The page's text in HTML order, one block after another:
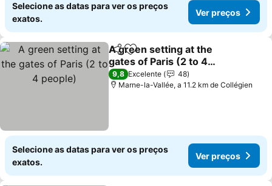
Selecione as datas para ver os preços
exatos.
Ver preços
PartilharAdicionar aos favoritos
A green setting at the
gates of Paris (2 to 4
people)
9,8 Excelente
48
Marne-la-Vallée, a 11.2 km de Collégien
Selecione as datas para ver os preços
exatos.
Ver preços